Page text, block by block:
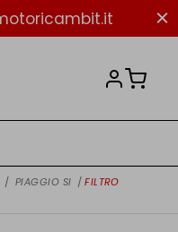
/ PIAGGIO SI / FILTRO